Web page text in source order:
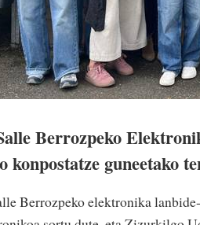
Berrozpeko
konpostatze guneetako
Berrozpeko elektronika